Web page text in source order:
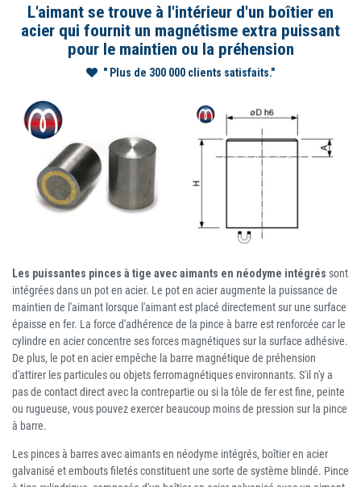
L'aimant se trouve à l'intérieur d'un boîtier en
acier qui fournit un magnétisme extra puissant
pour le maintien ou la préhension
" Plus de 300 000 clients satisfaits."
Les puissantes pinces à tige avec aimants en néodyme intégrés sont
intégrées dans un pot en acier. Le pot en acier augmente la puissance de
maintien de l'aimant lorsque l'aimant est placé directement sur une surface
épaisse en fer. La force d'adhérence de la pince à barre est renforcée car le
cylindre en acier concentre ses forces magnétiques sur la surface adhésive.
De plus, le pot en acier empêche la barre magnétique de préhension
d'attirer les particules ou objets ferromagnétiques environnants. S'il n'y a
pas de contact direct avec la contrepartie ou si la tôle de fer est fine, peinte
ou rugueuse, vous pouvez exercer beaucoup moins de pression sur la pince
à barre.
Les pinces à barres avec aimants en néodyme intégrés, boîtier en acier
galvanisé et embouts filetés constituent une sorte de système blindé. Pince